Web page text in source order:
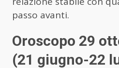
passo avanti.
Oroscopo 29
(21 giugno-22